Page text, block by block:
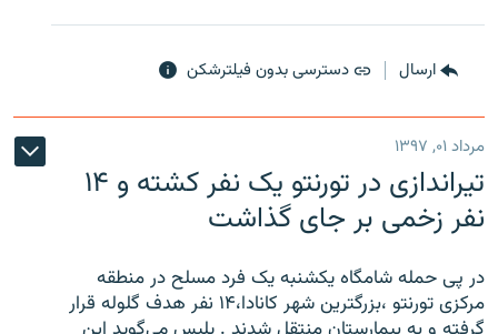
ارسال دسترسی بدون فیلترشکن
مرداد ۰۱, ۱۳۹۷
تیراندازی در تورنتو یک نفر کشته و ۱۴
نفر زخمی بر جای گذاشت
در پی حمله شامگاه یکشنبه یک فرد مسلح در منطقه
مرکزی تورنتو ،‌بزرگترین شهر کانادا،۱۴ نفر هدف گلوله قرار